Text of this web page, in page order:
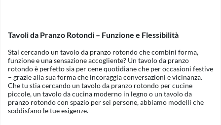
Tavoli da Pranzo Rotondi – Funzione e Flessibilità
Stai cercando un tavolo da pranzo rotondo che combini forma,
funzione e una sensazione accogliente? Un tavolo da pranzo
rotondo è perfetto sia per cene quotidiane che per occasioni festive
– grazie alla sua forma che incoraggia conversazioni e vicinanza.
Che tu stia cercando un tavolo da pranzo rotondo per cucine
piccole, un tavolo da cucina moderno in legno o un tavolo da
pranzo rotondo con spazio per sei persone, abbiamo modelli che
soddisfano le tue esigenze.